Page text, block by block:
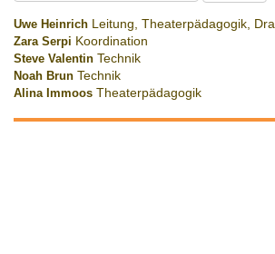
Uwe Heinrich Leitung, Theaterpädagogik,
Zara Serpi Koordination
Steve Valentin Technik
Noah Brun Technik
Alina Immoos Theaterpädagogik